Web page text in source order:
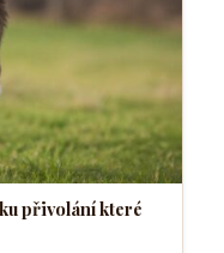
přivolání které